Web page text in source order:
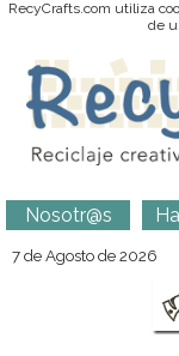
RecyCrafts.com utiliza
de
Nosotr@s
7 de Agosto de 2026